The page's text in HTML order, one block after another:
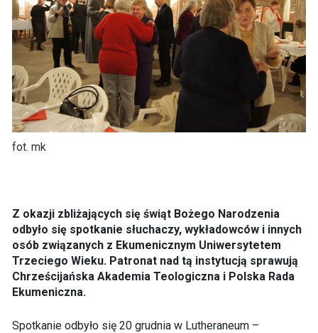
fot. mk
Z okazji zbliżających się świąt Bożego Narodzenia
odbyło się spotkanie słuchaczy, wykładowców i innych
osób związanych z Ekumenicznym Uniwersytetem
Trzeciego Wieku. Patronat nad tą instytucją sprawują
Chrześcijańska Akademia Teologiczna i Polska Rada
Ekumeniczna.
Spotkanie odbyło się 20 grudnia w Lutheraneum –